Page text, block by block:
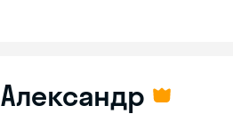
Александр